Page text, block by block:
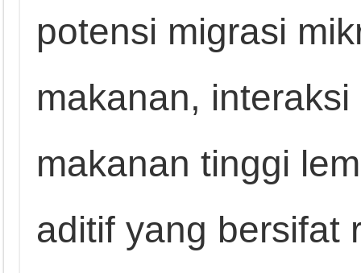
potensi migrasi
makanan,
makanan tinggi
aditif yang bersifat